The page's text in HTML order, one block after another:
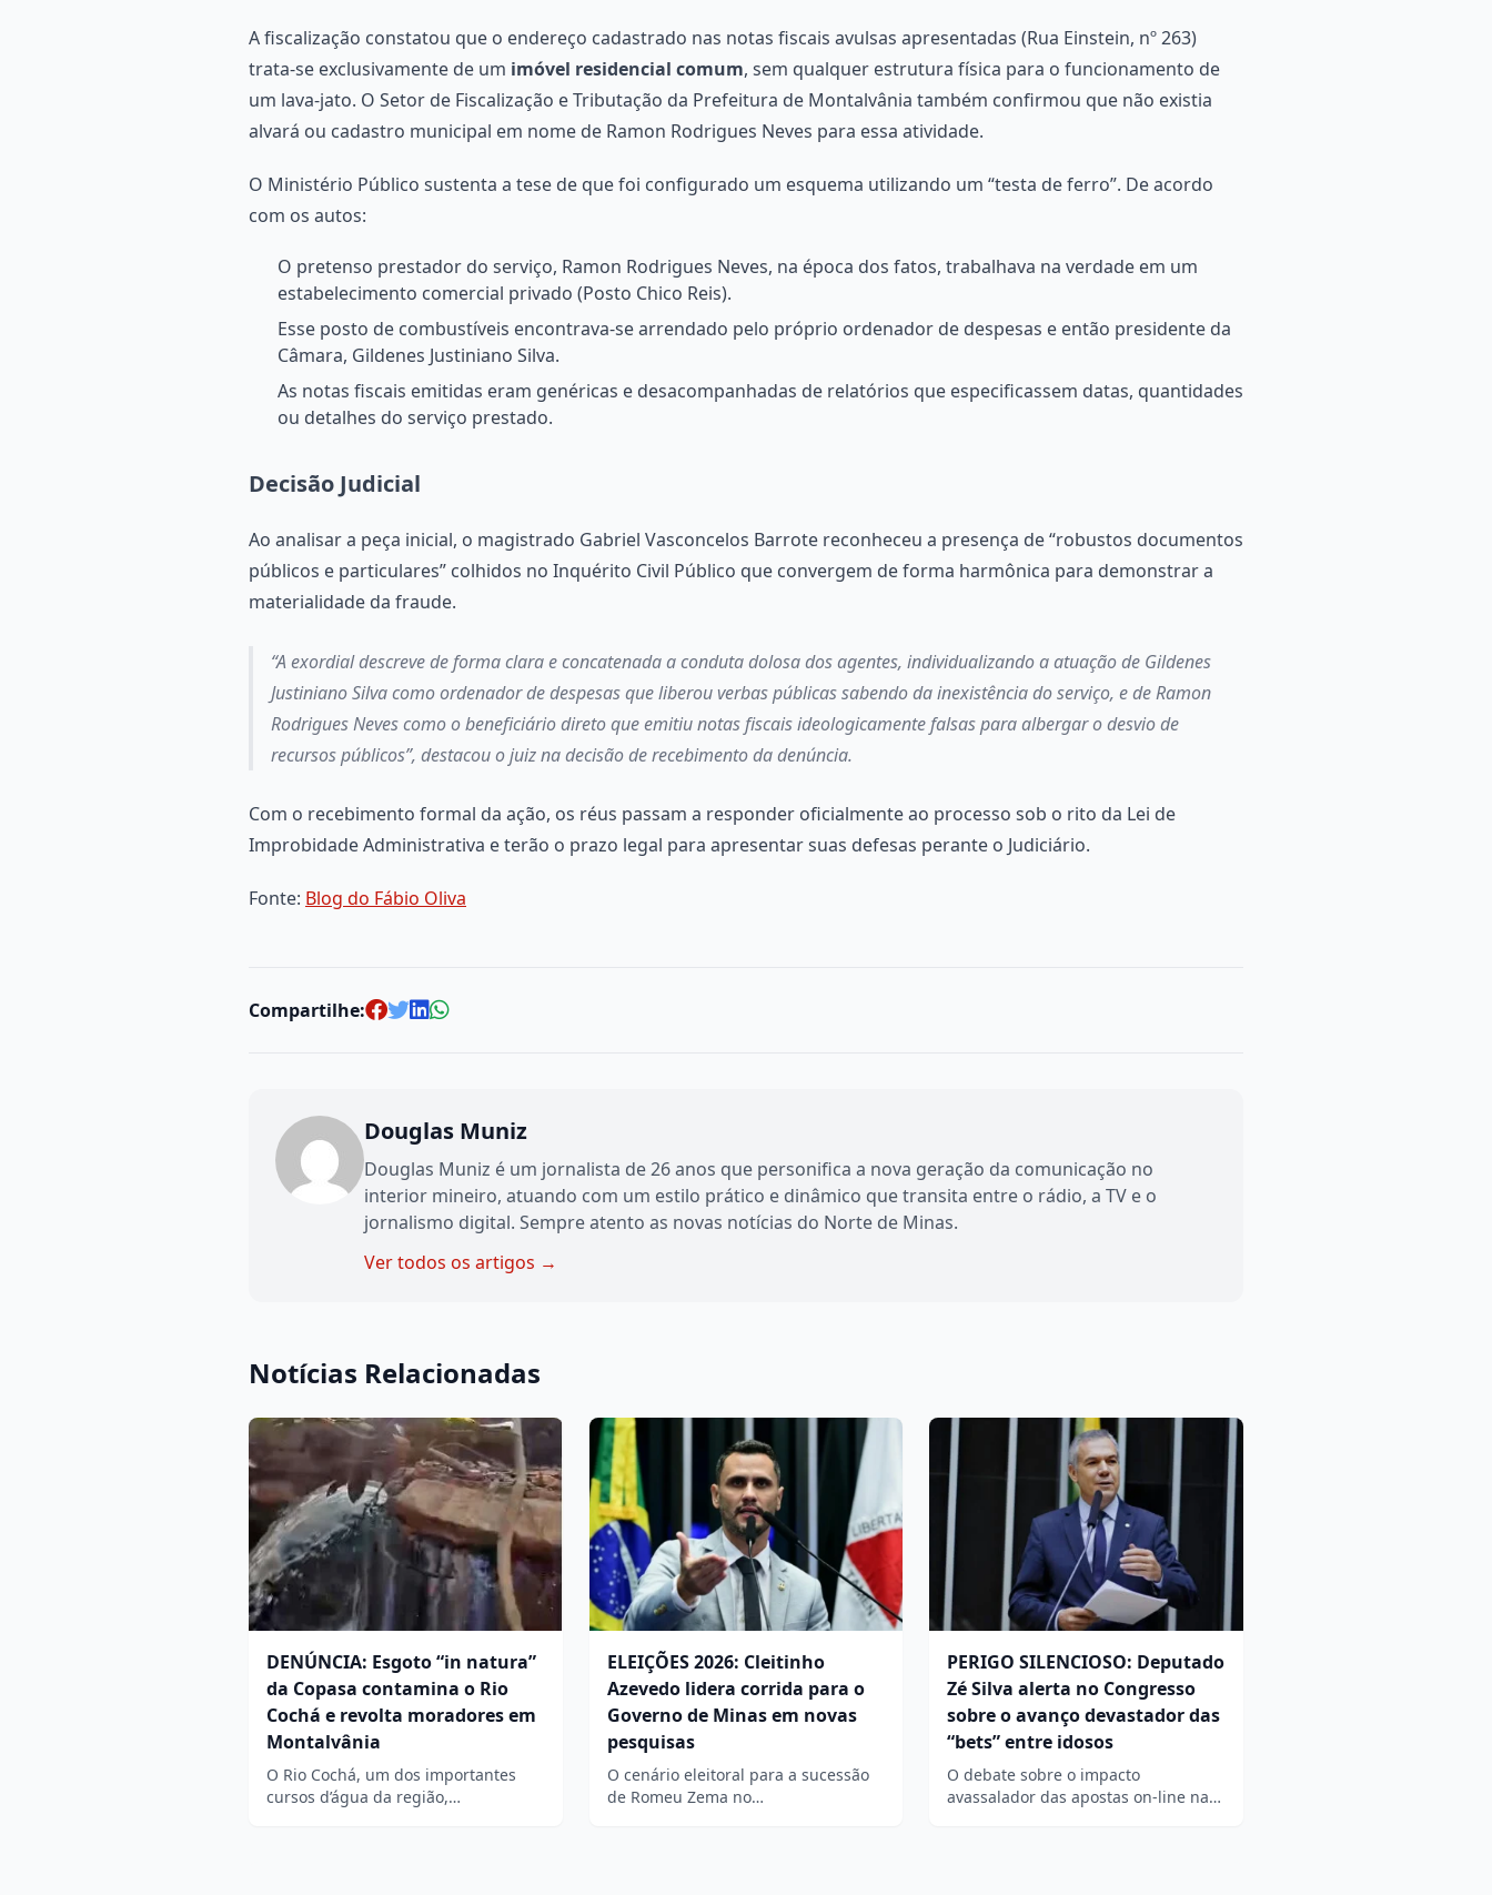
A fiscalização constatou que o endereço cadastrado nas notas fiscais avulsas apresentadas (Rua Einstein, nº 263)
trata-se exclusivamente de um imóvel residencial comum, sem qualquer estrutura física para o funcionamento de
um lava-jato. O Setor de Fiscalização e Tributação da Prefeitura de Montalvânia também confirmou que não existia
alvará ou cadastro municipal em nome de Ramon Rodrigues Neves para essa atividade.
O Ministério Público sustenta a tese de que foi configurado um esquema utilizando um “testa de ferro”. De acordo
com os autos:
O pretenso prestador do serviço, Ramon Rodrigues Neves, na época dos fatos, trabalhava na verdade em um
estabelecimento comercial privado (Posto Chico Reis).
Esse posto de combustíveis encontrava-se arrendado pelo próprio ordenador de despesas e então presidente da
Câmara, Gildenes Justiniano Silva.
As notas fiscais emitidas eram genéricas e desacompanhadas de relatórios que especificassem datas, quantidades
ou detalhes do serviço prestado.
Decisão Judicial
Ao analisar a peça inicial, o magistrado Gabriel Vasconcelos Barrote reconheceu a presença de “robustos documentos
públicos e particulares” colhidos no Inquérito Civil Público que convergem de forma harmônica para demonstrar a
materialidade da fraude.
“A exordial descreve de forma clara e concatenada a conduta dolosa dos agentes, individualizando a atuação de Gildenes
Justiniano Silva como ordenador de despesas que liberou verbas públicas sabendo da inexistência do serviço, e de Ramon
Rodrigues Neves como o beneficiário direto que emitiu notas fiscais ideologicamente falsas para albergar o desvio de
recursos públicos”, destacou o juiz na decisão de recebimento da denúncia.
Com o recebimento formal da ação, os réus passam a responder oficialmente ao processo sob o rito da Lei de
Improbidade Administrativa e terão o prazo legal para apresentar suas defesas perante o Judiciário.
Fonte: Blog do Fábio Oliva
Compartilhe:
Douglas Muniz
Douglas Muniz é um jornalista de 26 anos que personifica a nova geração da comunicação no
interior mineiro, atuando com um estilo prático e dinâmico que transita entre o rádio, a TV e o
jornalismo digital. Sempre atento as novas notícias do Norte de Minas.
Ver todos os artigos →
Notícias Relacionadas
DENÚNCIA: Esgoto “in natura”
da Copasa contamina o Rio
Cochá e revolta moradores em
Montalvânia
O Rio Cochá, um dos importantes
cursos d’água da região,…
ELEIÇÕES 2026: Cleitinho
Azevedo lidera corrida para o
Governo de Minas em novas
pesquisas
O cenário eleitoral para a sucessão
de Romeu Zema no…
PERIGO SILENCIOSO: Deputado
Zé Silva alerta no Congresso
sobre o avanço devastador das
“bets” entre idosos
O debate sobre o impacto
avassalador das apostas on-line na…